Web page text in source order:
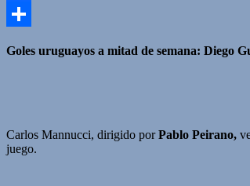
Facebook
Goles uruguayos a mitad de semana: Diego
Carlos Mannucci, dirigido porPablo Peirano,
juego.